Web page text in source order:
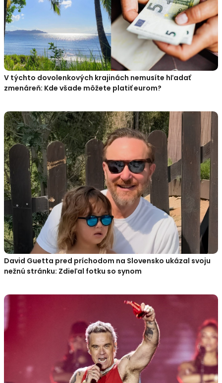
V týchto dovolenkových krajinách nemusíte hľadať
zmenáreň: Kde všade môžete platiť eurom?
David Guetta pred príchodom na Slovensko ukázal svoju
nežnú stránku: Zdieľal fotku so synom